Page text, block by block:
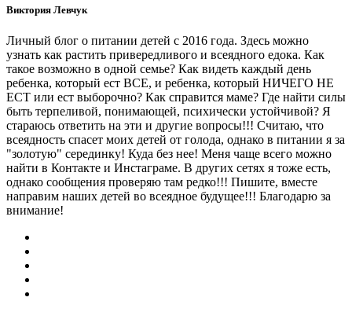
Виктория Левчук
Личный блог о питании детей с 2016 года. Здесь можно
узнать как растить привередливого и всеядного едока. Как
такое возможно в одной семье? Как видеть каждый день
ребенка, который ест ВСЕ, и ребенка, который НИЧЕГО НЕ
ЕСТ или ест выборочно? Как справится маме? Где найти силы
быть терпеливой, понимающей, психически устойчивой? Я
стараюсь ответить на эти и другие вопросы!!! Считаю, что
всеядность спасет моих детей от голода, однако в питании я за
"золотую" серединку! Куда без нее! Меня чаще всего можно
найти в Контакте и Инстаграме. В других сетях я тоже есть,
однако сообщения проверяю там редко!!! Пишите, вместе
направим наших детей во всеядное будущее!!! Благодарю за
внимание!